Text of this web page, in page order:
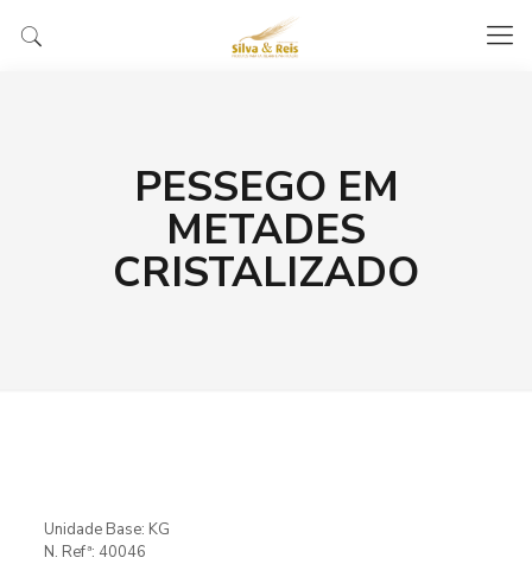
PESSEGO EM
METADES
CRISTALIZADO
Unidade Base: KG
N. Refª: 40046